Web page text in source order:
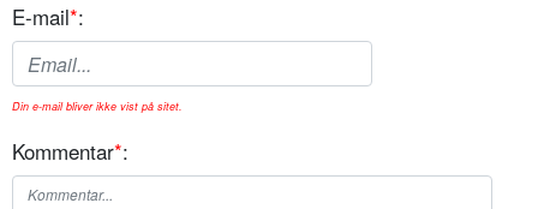
E-mail*:
Din e-mail bliver ikke vist på sitet.
Kommentar*: